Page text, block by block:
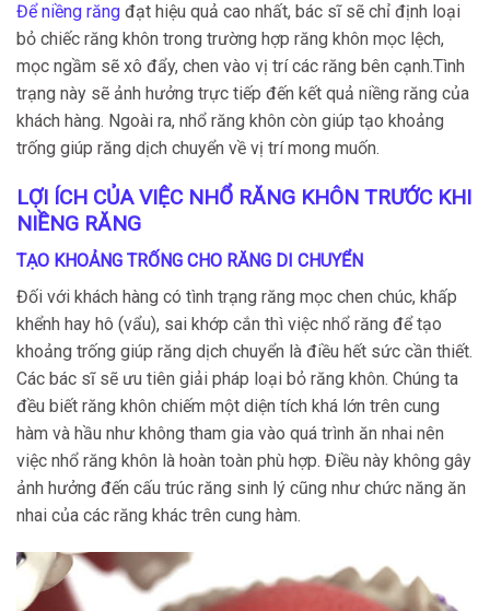
Để niềng răng đạt hiệu quả cao nhất, bác sĩ sẽ chỉ định loại
bỏ chiếc răng khôn trong trường hợp răng khôn mọc lệch,
mọc ngầm sẽ xô đẩy, chen vào vị trí các răng bên cạnh.Tình
trạng này sẽ ảnh hưởng trực tiếp đến kết quả niềng răng của
khách hàng. Ngoài ra, nhổ răng khôn còn giúp tạo khoảng
trống giúp răng dịch chuyển về vị trí mong muốn.
LỢI ÍCH CỦA VIỆC NHỔ RĂNG KHÔN TRƯỚC KHI
NIỀNG RĂNG
TẠO KHOẢNG TRỐNG CHO RĂNG DI CHUYỂN
Đối với khách hàng có tình trạng răng mọc chen chúc, khấp
khểnh hay hô (vẩu), sai khớp cắn thì việc nhổ răng để tạo
khoảng trống giúp răng dịch chuyển là điều hết sức cần thiết.
Các bác sĩ sẽ ưu tiên giải pháp loại bỏ răng khôn. Chúng ta
đều biết răng khôn chiếm một diện tích khá lớn trên cung
hàm và hầu như không tham gia vào quá trình ăn nhai nên
việc nhổ răng khôn là hoàn toàn phù hợp. Điều này không gây
ảnh hưởng đến cấu trúc răng sinh lý cũng như chức năng ăn
nhai của các răng khác trên cung hàm.